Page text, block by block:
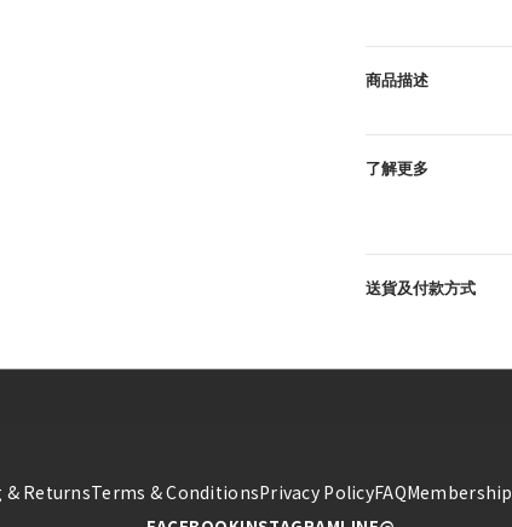
商品描述
了解更多
送貨及付款方式
ReturnsTerms & ConditionsPrivacy PolicyFAQMembership